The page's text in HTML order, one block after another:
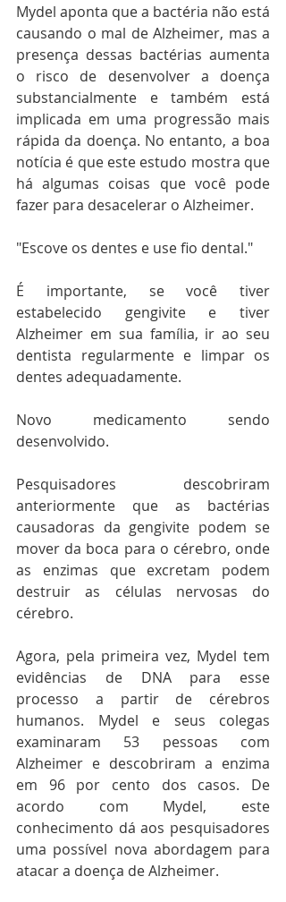
Mydel aponta que a bactéria não está
causando o mal de Alzheimer, mas a
presença dessas bactérias aumenta
o risco de desenvolver a doença
substancialmente e também está
implicada em uma progressão mais
rápida da doença. No entanto, a boa
notícia é que este estudo mostra que
há algumas coisas que você pode
fazer para desacelerar o Alzheimer.
"Escove os dentes e use fio dental."
É importante, se você tiver
estabelecido gengivite e tiver
Alzheimer em sua família, ir ao seu
dentista regularmente e limpar os
dentes adequadamente.
Novo medicamento sendo
desenvolvido.
Pesquisadores descobriram
anteriormente que as bactérias
causadoras da gengivite podem se
mover da boca para o cérebro, onde
as enzimas que excretam podem
destruir as células nervosas do
cérebro.
Agora, pela primeira vez, Mydel tem
evidências de DNA para esse
processo a partir de cérebros
humanos. Mydel e seus colegas
examinaram 53 pessoas com
Alzheimer e descobriram a enzima
em 96 por cento dos casos. De
acordo com Mydel, este
conhecimento dá aos pesquisadores
uma possível nova abordagem para
atacar a doença de Alzheimer.